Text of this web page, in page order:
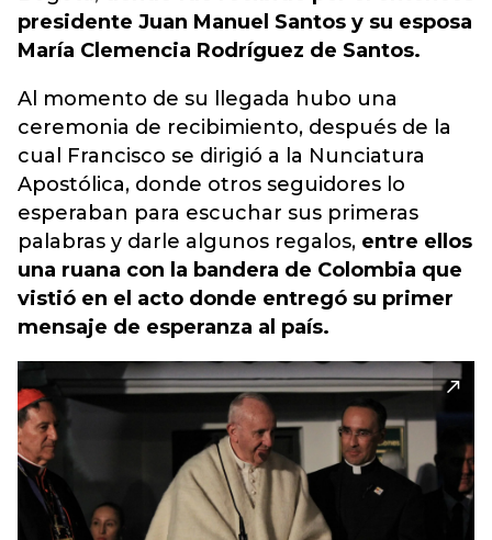
presidente Juan Manuel Santos y su esposa
María Clemencia Rodríguez de Santos.
Al momento de su llegada hubo una
ceremonia de recibimiento, después de la
cual Francisco se dirigió a la Nunciatura
Apostólica, donde otros seguidores lo
esperaban para escuchar sus primeras
palabras y darle algunos regalos, entre ellos
una ruana con la bandera de Colombia que
vistió en el acto donde entregó su primer
mensaje de esperanza al país.